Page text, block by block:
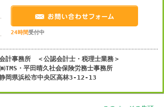
24時間受付中
計事務所 ＜公認会計士・税理士業務＞
TMS・平田晴久社会保険労務士事務所
岡県浜松市中央区高林3-12-13